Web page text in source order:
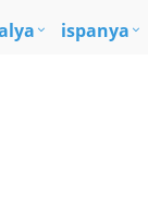
ispanya